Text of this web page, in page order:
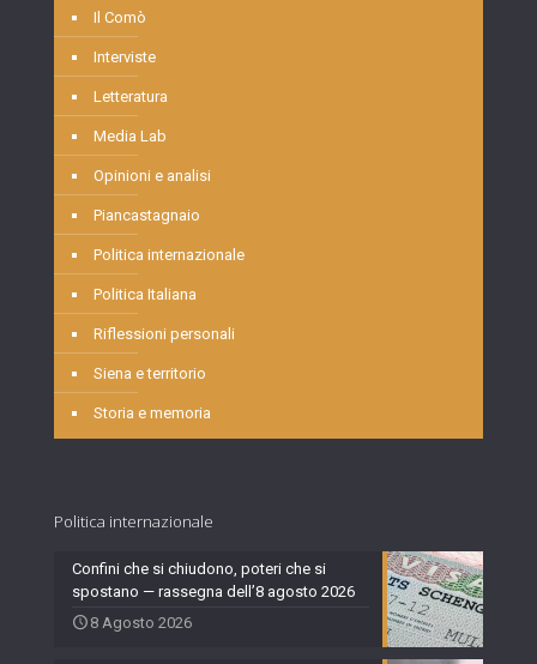
Il Comò
Interviste
Letteratura
Media Lab
Opinioni e analisi
Piancastagnaio
Politica internazionale
Politica Italiana
Riflessioni personali
Siena e territorio
Storia e memoria
Politica internazionale
Confini che si chiudono, poteri che si
spostano — rassegna dell’8 agosto 2026
8 Agosto 2026